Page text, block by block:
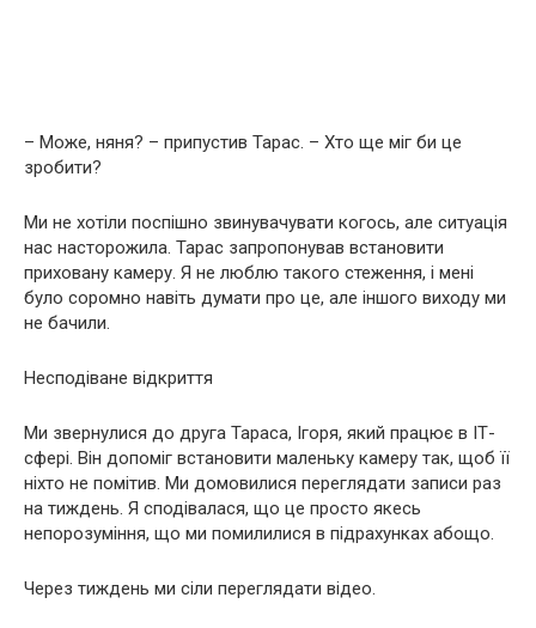
– Може, няня? – припустив Тарас. – Хто ще міг би це
зробити?
Ми не хотіли поспішно звинувачувати когось, але ситуація
нас насторожила. Тарас запропонував встановити
приховану камеру. Я не люблю такого стеження, і мені
було соромно навіть думати про це, але іншого виходу ми
не бачили.
Несподіване відкриття
Ми звернулися до друга Тараса, Ігоря, який працює в ІТ-
сфері. Він допоміг встановити маленьку камеру так, щоб її
ніхто не помітив. Ми домовилися переглядати записи раз
на тиждень. Я сподівалася, що це просто якесь
непорозуміння, що ми помилилися в підрахунках абощо.
Через тиждень ми сіли переглядати відео.